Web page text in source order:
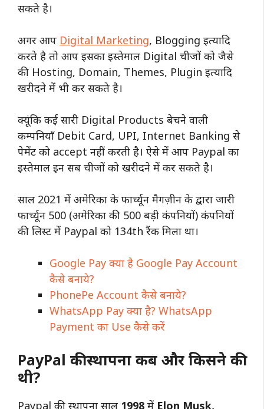
सकते है।
अगर आप Digital Marketing, Blogging इत्यादि
करते है तो आप इसका इस्तेमाल Digital चीजों को जैसे
की Hosting, Domain, Themes, Plugin इत्यादि
खरीदने में भी कर सकते है।
क्यूंकि कई सारी Digital Products बेचने वाली
कम्पनियाँ Debit Card, UPI, Internet Banking से
पेमेंट को accept नहीं करती है। ऐसे में आप Paypal का
इस्तेमाल इन सब चीजों को खरीदने में कर सकते है।
साल 2021 में अमेरिका के फार्च्यून मैगज़ीन के द्वारा जारी
फार्च्यून 500 (अमेरिका की 500 बड़ी कंपनियों) कंपनियों
की लिस्ट में Paypal को 134th रैंक मिला था।
Google Pay क्या है Google Pay Account
कैसे बनाये?
PhonePe Account कैसे बनाये?
WhatsApp Pay क्या है? WhatsApp
Payment का Use कैसे करें
PayPal की स्थापना कब और किसने की
थी?
Paypal की स्थापना साल 1998 में Elon Musk,